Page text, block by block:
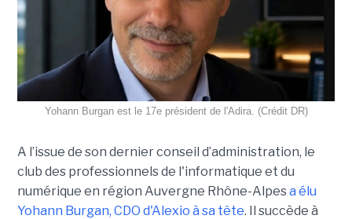
Yohann Burgan est le 17e président de l'Adira. (Crédit DR)
A l’issue de son dernier conseil d’administration, le
club des professionnels de l'informatique et du
numérique en région Auvergne Rhône-Alpesa élu
Yohann Burgan, CDO d'Alexio à sa tête. Il succède à